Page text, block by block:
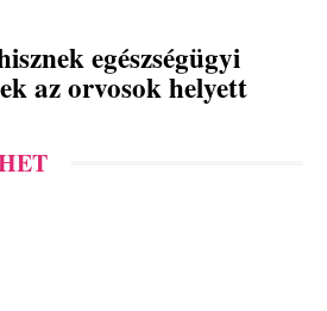
egészségügyi
az orvosok helyett